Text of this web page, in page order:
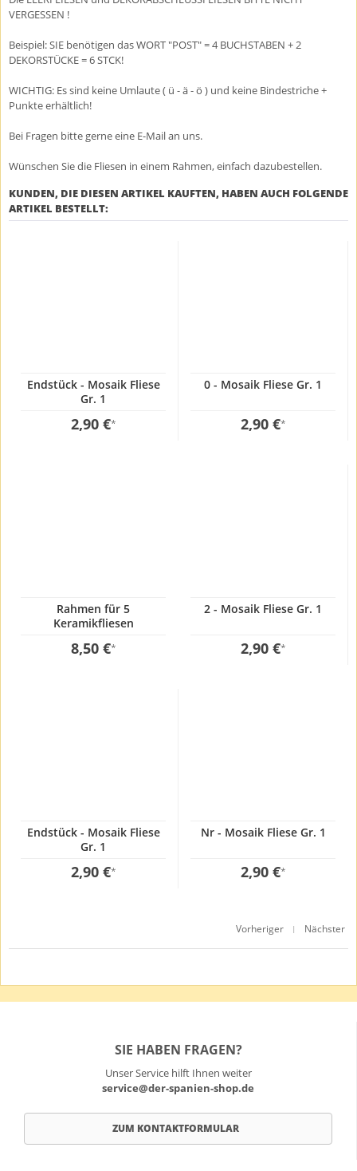
VERGESSEN !
Beispiel: SIE benötigen das WORT "POST" = 4 BUCHSTABEN + 2
DEKORSTÜCKE = 6 STCK!
WICHTIG: Es sind keine Umlaute ( ü - ä - ö ) und keine Bindestriche +
Punkte erhältlich!
Bei Fragen bitte gerne eine E-Mail an uns.
Wünschen Sie die Fliesen in einem Rahmen, einfach dazubestellen.
KUNDEN, DIE DIESEN ARTIKEL KAUFTEN, HABEN AUCH FOLGENDE
ARTIKEL BESTELLT:
Endstück - Mosaik Fliese
Gr. 1
2,90 €*
0 - Mosaik Fliese Gr. 1
2,90 €*
Rahmen für 5
Keramikfliesen
8,50 €*
2 - Mosaik Fliese Gr. 1
2,90 €*
Endstück - Mosaik Fliese
Gr. 1
2,90 €*
Nr - Mosaik Fliese Gr. 1
2,90 €*
Vorheriger | Nächster
SIE HABEN FRAGEN?
Unser Service hilft Ihnen weiter
service@der-spanien-shop.de
ZUM KONTAKTFORMULAR